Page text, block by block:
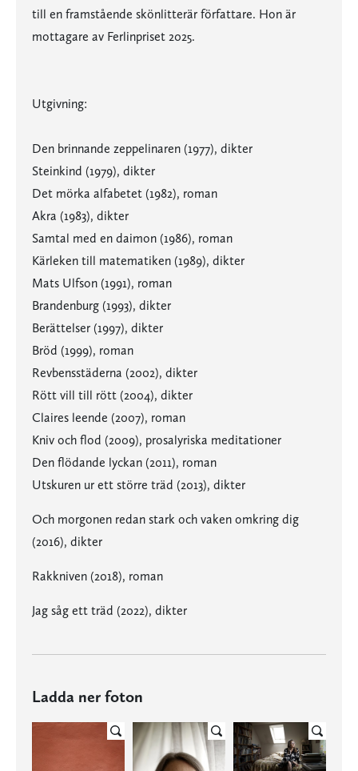
till en framstående skönlitterär författare. Hon är
mottagare av Ferlinpriset 2025.
Utgivning:
Den brinnande zeppelinaren (1977), dikter
Steinkind (1979), dikter
Det mörka alfabetet (1982), roman
Akra (1983), dikter
Samtal med en daimon (1986), roman
Kärleken till matematiken (1989), dikter
Mats Ulfson (1991), roman
Brandenburg (1993), dikter
Berättelser (1997), dikter
Bröd (1999), roman
Revbensstäderna (2002), dikter
Rött vill till rött (2004), dikter
Claires leende (2007), roman
Kniv och flod (2009), prosalyriska meditationer
Den flödande lyckan (2011), roman
Utskuren ur ett större träd (2013), dikter
Och morgonen redan stark och vaken omkring dig
(2016), dikter
Rakkniven (2018), roman
Jag såg ett träd (2022), dikter
Ladda ner foton